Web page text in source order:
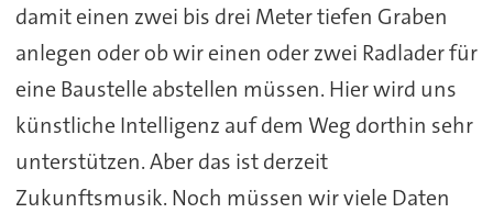
damit einen zwei bis drei Meter tiefen Graben
anlegen oder ob wir einen oder zwei Radlader für
eine Baustelle abstellen müssen. Hier wird uns
künstliche Intelligenz auf dem Weg dorthin sehr
unterstützen. Aber das ist derzeit
Zukunftsmusik. Noch müssen wir viele Daten